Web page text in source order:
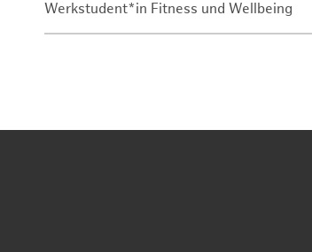
Werkstudent*in Fitness und Wellbeing